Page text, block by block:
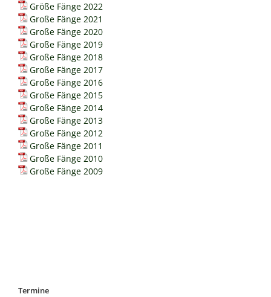
Größe Fänge 2022
Große Fänge 2021
Große Fänge 2020
Große Fänge 2019
Große Fänge 2018
Große Fänge 2017
Große Fänge 2016
Große Fänge 2015
Große Fänge 2014
Große Fänge 2013
Große Fänge 2012
Große Fänge 2011
Große Fänge 2010
Große Fänge 2009
Termine